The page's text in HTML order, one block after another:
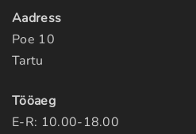
Aadress
Poe 10
Tartu
Tööaeg
E-R: 10.00-18.00